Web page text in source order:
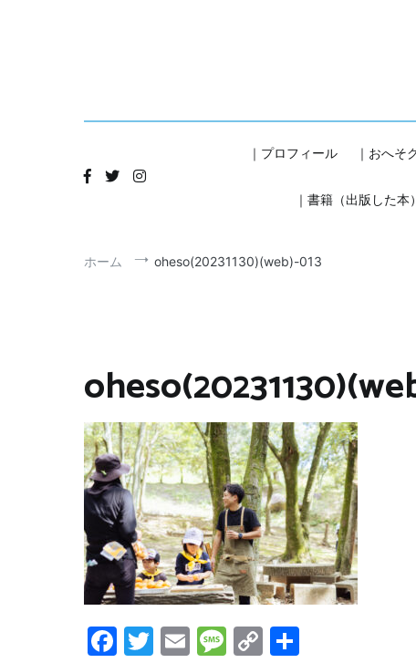
｜プロフィール ｜おへそ
｜書籍（出版した本）
ホーム oheso(20231130)(web)-013
Facebook
Twitter
EmailMessage
Copy